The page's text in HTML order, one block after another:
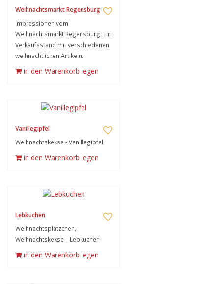
Weihnachtsmarkt Regensburg
Impressionen vom
Weihnachtsmarkt Regensburg: Ein
Verkaufsstand mit verschiedenen
weihnachtlichen Artikeln.
in den Warenkorb legen
Vanillegipfel
Weihnachtskekse - Vanillegipfel
in den Warenkorb legen
Lebkuchen
Weihnachtsplätzchen,
Weihnachtskekse – Lebkuchen
in den Warenkorb legen